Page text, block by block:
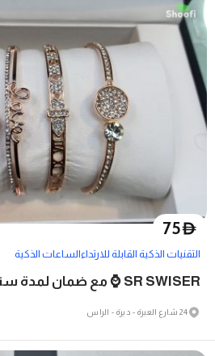
D
75
التقنيات الذكية القابلة للارتداءالساعات الذكية
SR SWISER ⌚ مع ضمان لمدة سنة واحدة
24 شارع العبرة - ديرة - الراس